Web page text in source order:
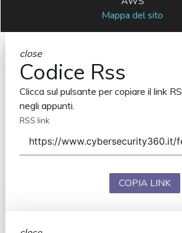
Mappa del sito
close
Codice Rss
Clicca sul pulsante per copiare il link
negli appunti.
RSS link
COPIA LINK